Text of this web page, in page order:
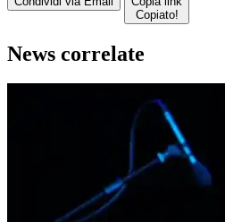
Copiato!
News correlate